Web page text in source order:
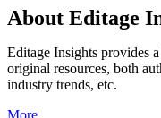
About Editage
Editage Insights provides
original resources, both
industry trends, etc.